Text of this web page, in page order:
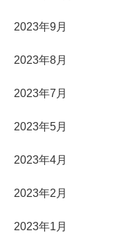
2023年9月
2023年8月
2023年7月
2023年5月
2023年4月
2023年2月
2023年1月